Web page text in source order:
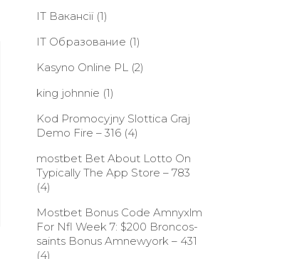
IT Вакансії(1)
IT Образование (1)
Kasyno Online PL(2)
king johnnie (1)
Kod Promocyjny Slottica Graj
Demo Fire – 316(4)
‎mostbet Bet About Lotto On
Typically The App Store – 783
(4)
Mostbet Bonus Code Amnyxlm
For Nfl Week 7: $200 Broncos-
saints Bonus Amnewyork – 431
(4)